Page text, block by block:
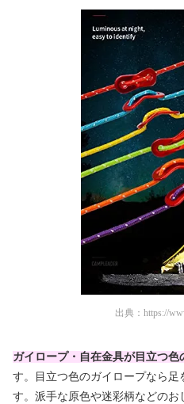
出典： https://
ガイロープ・自在金具が目立つ
す。目立つ色のガイロープなら足
す。派手な原色や迷彩柄などのお